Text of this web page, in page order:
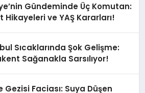
Gündeminde Üç Komutan:
Hikayeleri ve YAŞ Kararları!
Sıcaklarında Şok Gelişme:
Sağanakla Sarsılıyor!
Gezisi Faciası: Suya Düşen